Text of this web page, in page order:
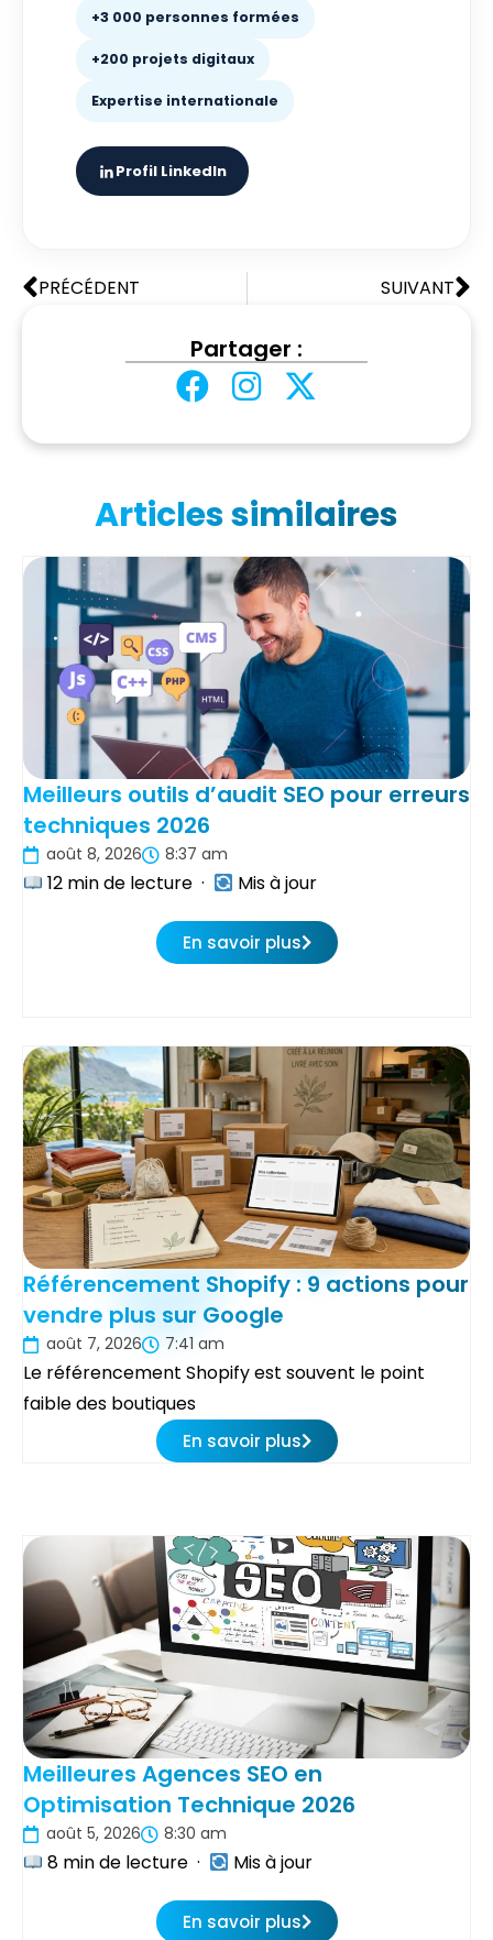
+3 000 personnes formées
+200 projets digitaux
Expertise internationale
Profil LinkedIn
PRÉCÉDENT SUIVANT
Partager :
Articles similaires
Meilleurs outils d’audit SEO pour erreurs
techniques 2026
août 8, 2026 8:37 am
12 min de lecture · Mis à jour
En savoir plus
Référencement Shopify : 9 actions pour
vendre plus sur Google
août 7, 2026 7:41 am
Le référencement Shopify est souvent le point
faible des boutiques
En savoir plus
Meilleures Agences SEO en
Optimisation Technique 2026
août 5, 2026 8:30 am
8 min de lecture · Mis à jour
En savoir plus